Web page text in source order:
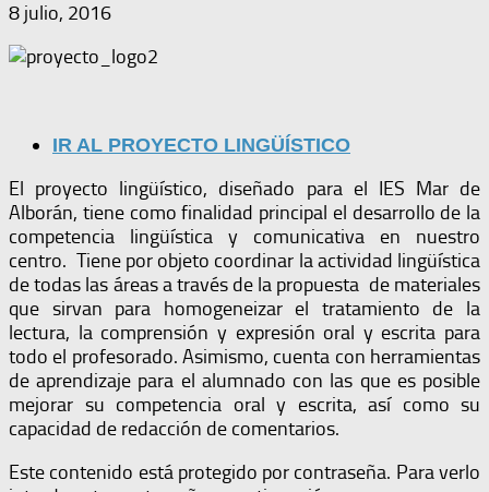
8 julio, 2016
IR AL PROYECTO LINGÜÍSTICO
El proyecto lingüístico, diseñado para el IES Mar de
Alborán, tiene como finalidad principal el desarrollo de la
competencia lingüística y comunicativa en nuestro
centro. Tiene por objeto coordinar la actividad lingüística
de todas las áreas a través de la propuesta de materiales
que sirvan para homogeneizar el tratamiento de la
lectura, la comprensión y expresión oral y escrita para
todo el profesorado. Asimismo, cuenta con herramientas
de aprendizaje para el alumnado con las que es posible
mejorar su competencia oral y escrita, así como su
capacidad de redacción de comentarios.
Este contenido está protegido por contraseña. Para verlo